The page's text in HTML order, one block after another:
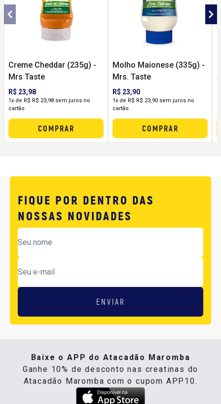
Creme Cheddar (235g) -
Mrs Taste
R$ 23,98
1x de R$ R$ 23,98 sem juros no
cartão
COMPRAR
Molho Maionese (335g) -
Mrs. Taste
R$ 23,90
1x de R$ R$ 23,90 sem juros no
cartão
COMPRAR
FIQUE POR DENTRO DAS
NOSSAS NOVIDADES
ENVIAR
Baixe o APP do Atacadão Maromba
Ganhe 10% de desconto nas creatinas do
Atacadão Maromba com o cupom APP10.